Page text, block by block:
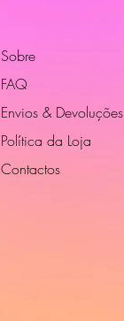
Sobre
FAQ
Envios & Devoluções
Política da Loja
Contactos